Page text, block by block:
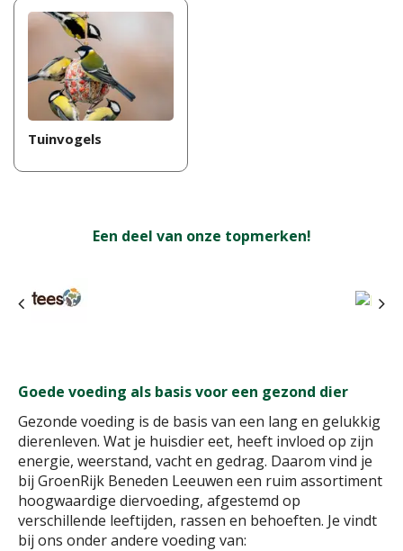
Tuinvogels
Een deel van onze topmerken!
Goede voeding als basis voor een gezond dier
Gezonde voeding is de basis van een lang en gelukkig
dierenleven. Wat je huisdier eet, heeft invloed op zijn
energie, weerstand, vacht en gedrag. Daarom vind je
bij GroenRijk Beneden Leeuwen een ruim assortiment
hoogwaardige diervoeding, afgestemd op
verschillende leeftijden, rassen en behoeften. Je vindt
bij ons onder andere voeding van: